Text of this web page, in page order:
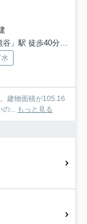
谷」駅 徒歩40分
建物面積が105.16
の... もっと見る